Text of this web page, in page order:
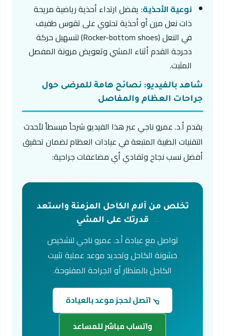
نوعية الأحذية: يفضل ارتداء أحذية رياضية مريحة
ذات نعل مرن أو أحذية تحتوي على تقوس طفيف
في النعل (Rocker-bottom shoes) لتسهيل حركة
دحرجة القدم أثناء المشي وتعويض مرونة المفصل
المثبت.
شاهد بالفيديو: نصائح هامة للمرضى حول
جراحات العظام والمفاصل
يقدم أ.د. عمرو ناجي عبر هذا الفيديو شرحاً مبسطاً لأحدث
التقنيات الطبية المتبعة في عيادات العظام لضمان تحقيق
أفضل نسب نجاح وتفادي أي مضاعفات جراحية:
تخلص من آلام الكاحل المزمنة واستعد
قدرتك على المشي
تواصل مع عيادة أ.د. عمرو ناجي لتشخيص
خشونة الكاحل وتحديد موعد عملية تثبيت
الكاحل بالمنظار أو الجراحة المفتوحة.
اتصل لحجز موعد بالعيادة
واتساب مباشر للمساعد